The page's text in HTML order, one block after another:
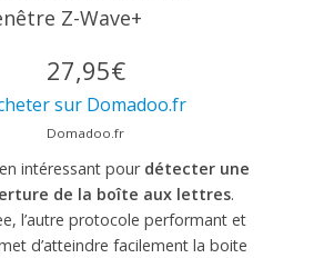
Z-Wave+
27,95€
sur Domadoo.fr
Domadoo.fr
intéressant pour détecter une
de la boîte aux lettres.
l’autre protocole performant et
d’atteindre facilement la boite